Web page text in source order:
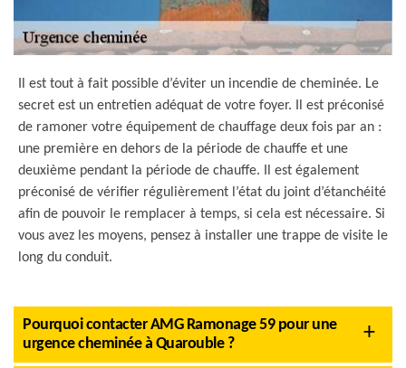
Il est tout à fait possible d’éviter un incendie de cheminée. Le
secret est un entretien adéquat de votre foyer. Il est préconisé
de ramoner votre équipement de chauffage deux fois par an :
une première en dehors de la période de chauffe et une
deuxième pendant la période de chauffe. Il est également
préconisé de vérifier régulièrement l’état du joint d’étanchéité
afin de pouvoir le remplacer à temps, si cela est nécessaire. Si
vous avez les moyens, pensez à installer une trappe de visite le
long du conduit.
Pourquoi contacter AMG Ramonage 59 pour une
urgence cheminée à Quarouble ?